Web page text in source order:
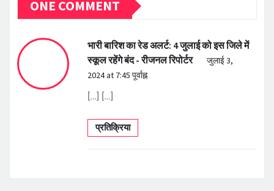
ONE COMMENT
भारी बारिश का रेड अलर्ट: 4 जुलाई को इस जिले में
स्कूल रहेंगे बंद - रीजनल रिपोर्टर
जुलाई 3,
2024 at 7:45 पूर्वाह्न
[…] […]
प्रतिक्रिया